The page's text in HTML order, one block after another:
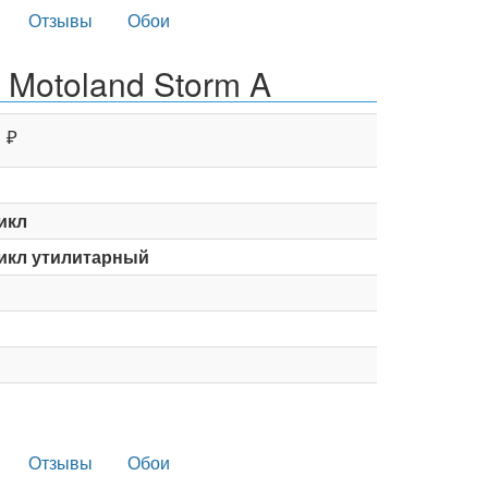
Отзывы Обои
Motoland Storm A
₽
утилитарный
Отзывы Обои